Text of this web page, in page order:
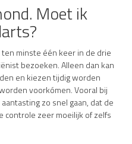
Moet ik
minste één keer in de drie
bezoeken. Alleen dan kan
en kiezen tijdig worden
voorkómen. Vooral bij
zo snel gaan, dat de
controle zeer moeilijk of zelfs